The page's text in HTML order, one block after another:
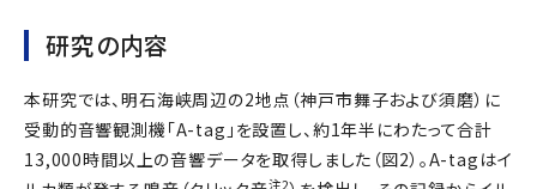
研究の内容
本研究では、明石海峡周辺の2地点（神戸市舞子および須磨）に
受動的音響観測機「A-tag」を設置し、約1年半にわたって合計
13,000時間以上の音響データを取得しました（図2）。A-tagはイ
注2